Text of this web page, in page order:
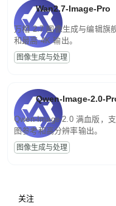
Wan2.7-Image-Pro
万相 2.7 图像生成与编辑旗
和最高 4K 输出。
图像生成与处理
Qwen-Image-2.0-
Qwen-Image-2.0 满血版，
图参考和高分辨率输出。
图像生成与处理
关注